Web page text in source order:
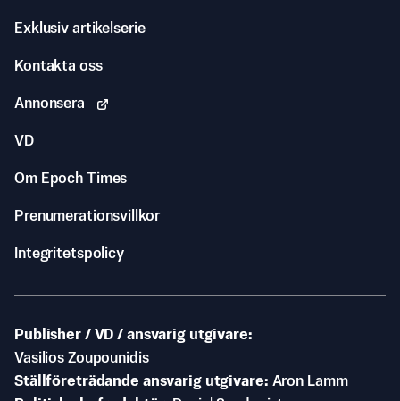
Exklusiv artikelserie
Kontakta oss
Annonsera
VD
Om Epoch Times
Prenumerationsvillkor
Integritetspolicy
Publisher / VD / ansvarig utgivare
Vasilios Zoupounidis
Ställföreträdande ansvarig utgivare Aron Lamm